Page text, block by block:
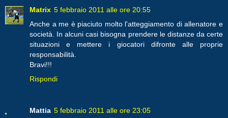
Matrix 5 febbraio 2011 alle ore 20:55
Anche a me è piaciuto molto l'atteggiamento di allenatore e
società. In alcuni casi bisogna prendere le distanze da certe
situazioni e mettere i giocatori difronte alle proprie
responsabilità.
Bravi!!!
Rispondi
Mattia 5 febbraio 2011 alle ore 23:05